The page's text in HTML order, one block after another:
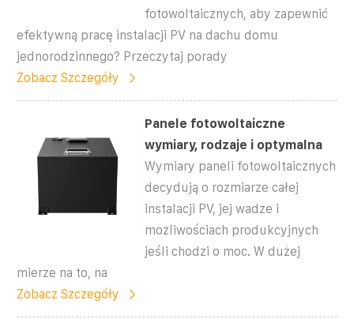
fotowoltaicznych, aby zapewnić
efektywną pracę instalacji PV na dachu domu
jednorodzinnego? Przeczytaj porady
Zobacz Szczegóły
Panele fotowoltaiczne
wymiary, rodzaje i optymalna
Wymiary paneli fotowoltaicznych
decydują o rozmiarze całej
instalacji PV, jej wadze i
możliwościach produkcyjnych
jeśli chodzi o moc. W dużej
mierze na to, na
Zobacz Szczegóły